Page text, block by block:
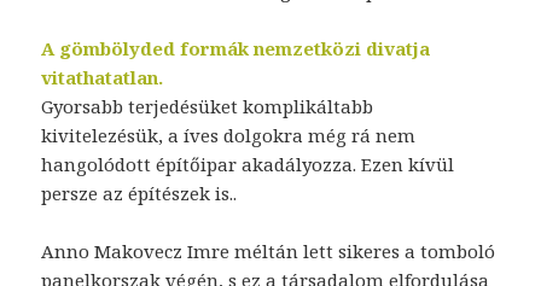
A gömbölyded formák nemzetközi divatja
vitathatatlan.
Gyorsabb terjedésüket komplikáltabb
kivitelezésük, a íves dolgokra még rá nem
hangolódott építőipar akadályozza. Ezen kívül
persze az építészek is..
Anno Makovecz Imre méltán lett sikeres a tomboló
panelkorszak végén, s ez a társadalom elfordulása